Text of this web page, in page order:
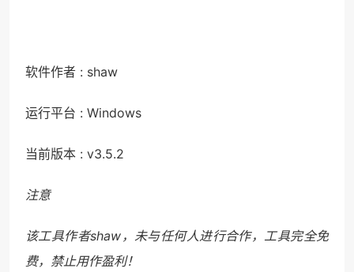
软件作者 : shaw
运行平台 : Windows
当前版本 : v3.5.2
注意
该工具作者shaw，未与任何人进行合作，工具完全免
费，禁止用作盈利！